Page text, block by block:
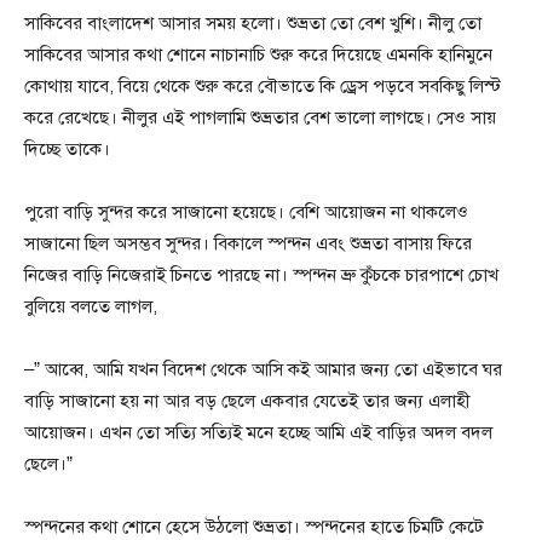
সাকিবের বাংলাদেশ আসার সময় হলো। শুভ্রতা তো বেশ খুশি। নীলু তো
সাকিবের আসার কথা শোনে নাচানাচি শুরু করে দিয়েছে এমনকি হানিমুনে
কোথায় যাবে, বিয়ে থেকে শুরু করে বৌভাতে কি ড্রেস পড়বে সবকিছু লিস্ট
করে রেখেছে। নীলুর এই পাগলামি শুভ্রতার বেশ ভালো লাগছে। সেও সায়
দিচ্ছে তাকে।
পুরো বাড়ি সুন্দর করে সাজানো হয়েছে। বেশি আয়োজন না থাকলেও
সাজানো ছিল অসম্ভব সুন্দর। বিকালে স্পন্দন এবং শুভ্রতা বাসায় ফিরে
নিজের বাড়ি নিজেরাই চিনতে পারছে না। স্পন্দন ভ্রু কুঁচকে চারপাশে চোখ
বুলিয়ে বলতে লাগল,
–” আব্বে, আমি যখন বিদেশ থেকে আসি কই আমার জন্য তো এইভাবে ঘর
বাড়ি সাজানো হয় না আর বড় ছেলে একবার যেতেই তার জন্য এলাহী
আয়োজন। এখন তো সত্যি সত্যিই মনে হচ্ছে আমি এই বাড়ির অদল বদল
ছেলে।”
স্পন্দনের কথা শোনে হেসে উঠলো শুভ্রতা। স্পন্দনের হাতে চিমটি কেটে